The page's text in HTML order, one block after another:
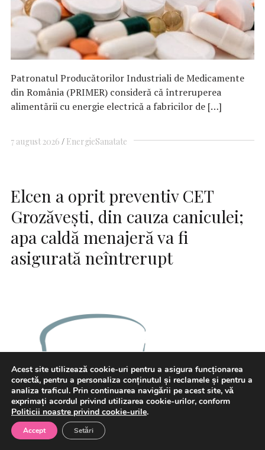
Patronatul Producătorilor Industriali de Medicamente
din România (PRIMER) consideră că întreruperea
alimentării cu energie electrică a fabricilor de […]
7 august 2026 EnergieSanatate
Elcen a oprit preventiv CET
Grozăveşti, din cauza caniculei;
apa caldă menajeră va fi
asigurată neîntrerupt
Acest site utilizează cookie-uri pentru a asigura funcționarea
corectă, pentru a personaliza conținutul și reclamele și pentru a
analiza traficul. Prin continuarea navigării pe acest site, vă
exprimați acordul privind utilizarea cookie-urilor, conform
Politicii noastre privind cookie-urile.
Accept Setări